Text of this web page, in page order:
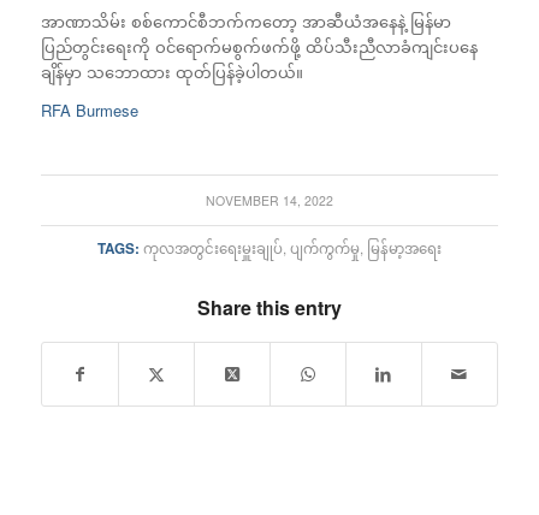
အာဏာသိမ်း စစ်ကောင်စီဘက်ကတော့ အာဆီယံအနေနဲ့ မြန်မာ
ပြည်တွင်းရေးကို ဝင်ရောက်မစွက်ဖက်ဖို့ ထိပ်သီးညီလာခံကျင်းပနေ
ချိန်မှာ သဘောထား ထုတ်ပြန်ခဲ့ပါတယ်။
RFA Burmese
NOVEMBER 14, 2022
TAGS: ကုလအတွင်းရေးမှူးချုပ်,ပျက်ကွက်မှု, မြန်မာ့အရေး
Share this entry